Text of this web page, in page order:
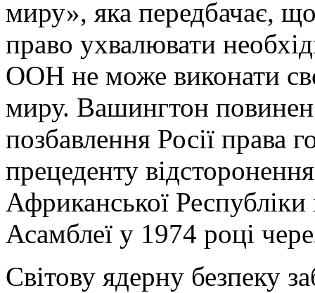
миру», яка передбачає,
право ухвалювати
ООН не може виконати
миру. Вашингтон повинен
позбавлення Росії права
прецеденту
Африканської Республіки
Асамблеї у 1974 році
Світову ядерну безпеку